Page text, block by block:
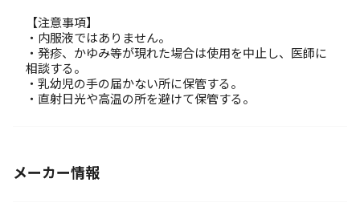
【注意事項】
・内服液ではありません。
・発疹、かゆみ等が現れた場合は使用を中止し、医師に
相談する。
・乳幼児の手の届かない所に保管する。
・直射日光や高温の所を避けて保管する。
メーカー情報